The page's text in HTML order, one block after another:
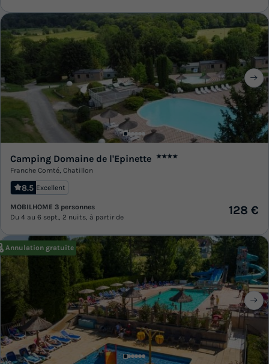
Camping Domaine de l'Epinette ★★★★
Franche Comté, Chatillon
8.5 Excellent
MOBILHOME 3 personnes
Du 4 au 6 sept., 2 nuits, à partir de
128 €
Annulation gratuite